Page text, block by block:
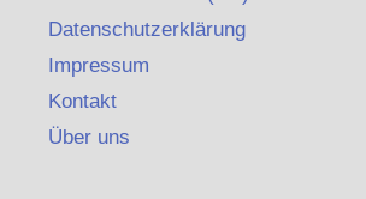
Datenschutzerklärung
Impressum
Kontakt
Über uns